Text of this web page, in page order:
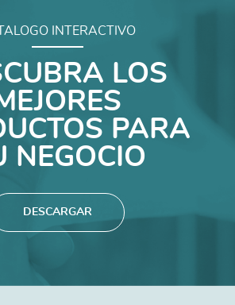
INTERACTIVO
LOS
PARA
NEGOCIO
DESCARGAR